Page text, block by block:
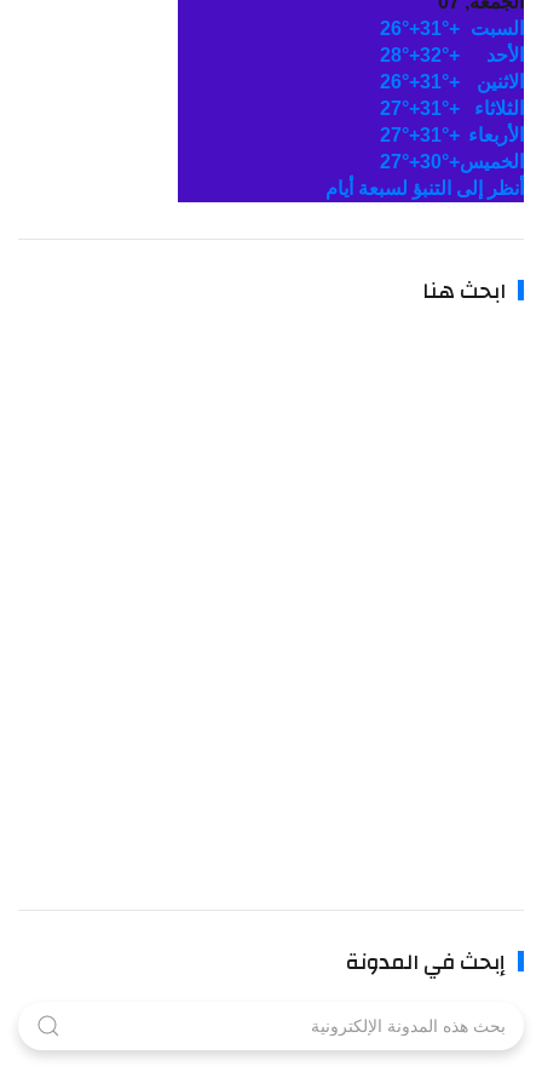
+
31°
+
26°
32°
+
28°
+
31°
+
26°
+
31°
+
27°
+
31°
+
27°
+
30°
+
27°
إلى التنبؤ لسبعة أيام
ابحث هنا
إبحث في المدونة